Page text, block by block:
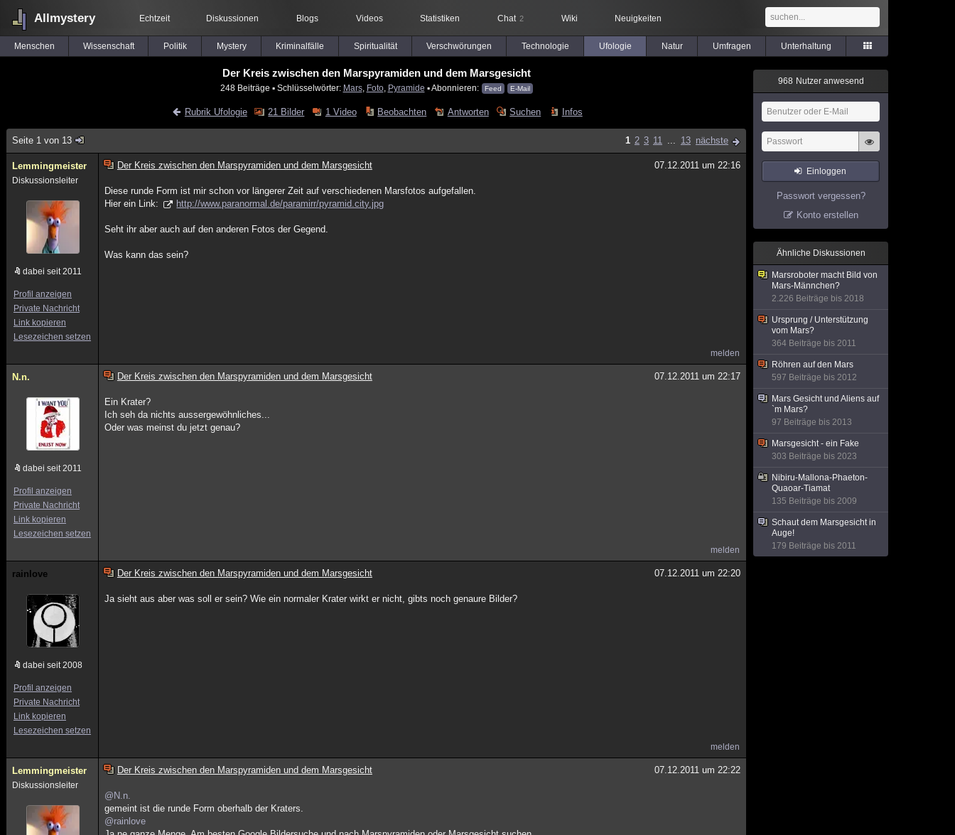
Allmystery Echtzeit Diskussionen Blogs Videos Statistiken Chat 2 Wiki Neuigkeiten
Menschen Wissenschaft Politik Mystery Kriminalfälle Spiritualität Verschwörungen Technologie Ufologie Natur Umfragen Unterhaltung
Der Kreis zwischen den Marspyramiden und dem Marsgesicht
248 Beiträge ▪ Schlüsselwörter: Mars, Foto, Pyramide ▪ Abonnieren: Feed E-Mail
Rubrik Ufologie 21 Bilder 1 Video Beobachten Antworten Suchen Infos
Seite 1 von 13 1 2 3 11 ... 13 nächste
Lemmingmeister
Diskussionsleiter
dabei seit 2011
Profil anzeigen
Private Nachricht
Link kopieren
Lesezeichen setzen
Der Kreis zwischen den Marspyramiden und dem Marsgesicht 07.12.2011 um 22:16
Diese runde Form ist mir schon vor längerer Zeit auf verschiedenen Marsfotos aufgefallen.
Hier ein Link:
http://www.paranormal.de/paramirr/pyramid.city.jpg
Seht ihr aber auch auf den anderen Fotos der Gegend.
Was kann das sein?
melden
N.n.
dabei seit 2011
Profil anzeigen
Private Nachricht
Link kopieren
Lesezeichen setzen
Der Kreis zwischen den Marspyramiden und dem Marsgesicht 07.12.2011 um 22:17
Ein Krater?
Ich seh da nichts aussergewöhnliches...
Oder was meinst du jetzt genau?
melden
rainlove
dabei seit 2008
Profil anzeigen
Private Nachricht
Link kopieren
Lesezeichen setzen
Der Kreis zwischen den Marspyramiden und dem Marsgesicht 07.12.2011 um 22:20
Ja sieht aus aber was soll er sein? Wie ein normaler Krater wirkt er nicht, gibts noch genaure Bilder?
melden
Lemmingmeister
Diskussionsleiter
Der Kreis zwischen den Marspyramiden und dem Marsgesicht 07.12.2011 um 22:22
@N.n.
gemeint ist die runde Form oberhalb der Kraters.
@rainlove
968 Nutzer anwesend
Einloggen
Passwort vergessen?
Konto erstellen
Ähnliche Diskussionen
Marsroboter macht Bild von
Mars-Männchen?
2.226 Beiträge bis 2018
Ursprung / Unterstützung
vom Mars?
364 Beiträge bis 2011
Röhren auf den Mars
597 Beiträge bis 2012
Mars Gesicht und Aliens auf
`m Mars?
97 Beiträge bis 2013
Marsgesicht - ein Fake
303 Beiträge bis 2023
Nibiru-Mallona-Phaeton-
Quaoar-Tiamat
135 Beiträge bis 2009
Schaut dem Marsgesicht in
Auge!
179 Beiträge bis 2011